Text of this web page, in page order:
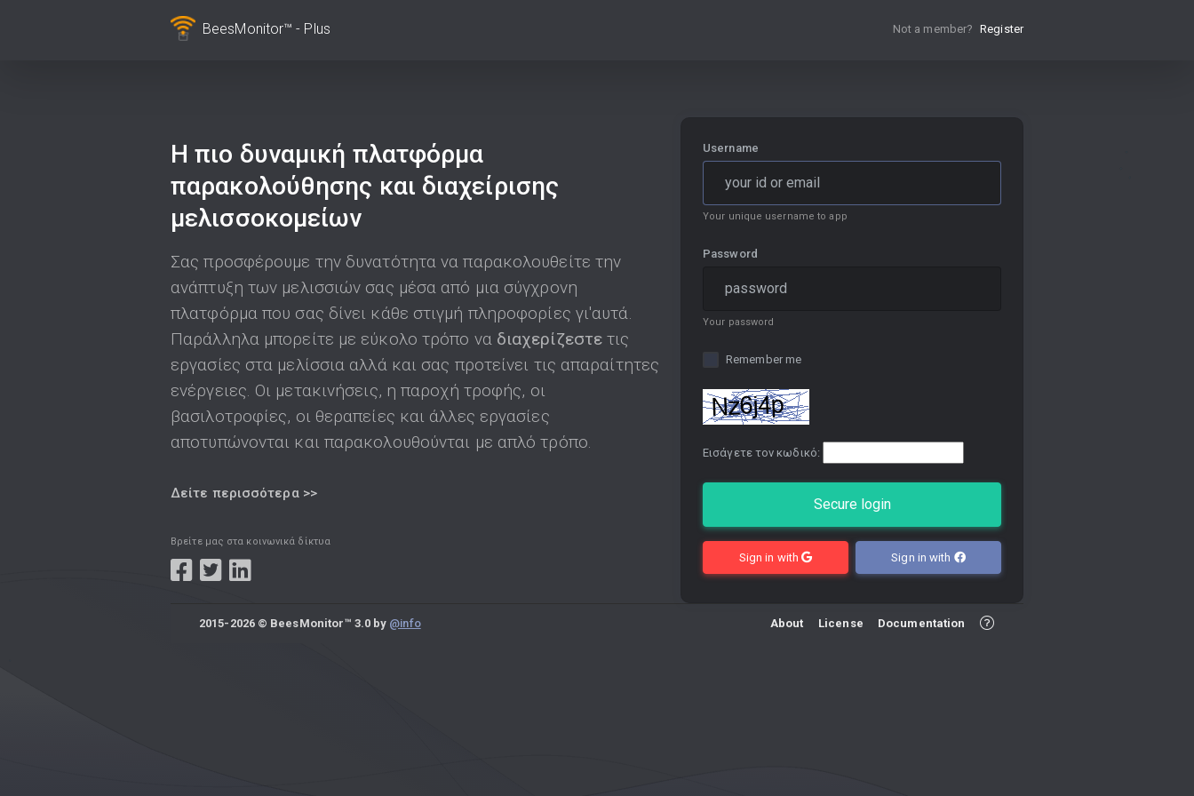
BeesMonitor™ - Plus Not a member? Register
Η πιο δυναμική πλατφόρμα
παρακολούθησης και διαχείρισης
μελισσοκομείων
Σας προσφέρουμε την δυνατότητα να παρακολουθείτε την
ανάπτυξη των μελισσιών σας μέσα από μια σύγχρονη
πλατφόρμα που σας δίνει κάθε στιγμή πληροφορίες γι'αυτά.
Παράλληλα μπορείτε με εύκολο τρόπο να διαχερίζεστε τις
εργασίες στα μελίσσια αλλά και σας προτείνει τις απαραίτητες
ενέργειες. Οι μετακινήσεις, η παροχή τροφής, οι
βασιλοτροφίες, οι θεραπείες και άλλες εργασίες
αποτυπώνονται και παρακολουθούνται με απλό τρόπο.
Δείτε περισσότερα >>
Βρείτε μας στα κοινωνικά δίκτυα
Username
Your unique username to app
Password
Your password
Remember me
Εισάγετε τον κωδικό:
Secure login
Sign in with Sign in with
2015-2026 © BeesMonitor™ 3.0 by @info About License Documentation